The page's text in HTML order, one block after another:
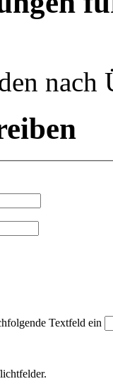
Textfeld ein